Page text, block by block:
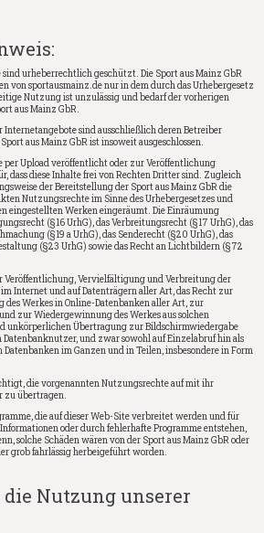
urheberrechtlich geschützt. Die Sport aus Mainz GbR
von sportausmainz.de nur in dem durch das Urhebergesetz
Nutzung ist unzulässig und bedarf der vorherigen
aus Mainz GbR.
sind ausschließlich deren Betreiber
aus Mainz GbR ist insoweit ausgeschlossen.
per Upload veröffentlicht oder zur Veröffentlichung
dass diese Inhalte frei von Rechten Dritter sind. Zugleich
der Bereitstellung der Sport aus Mainz GbR die
Nutzungsrechte im Sinne des Urhebergesetzes und
eingestellten Werken eingeräumt. Die Einräumung
(§16 UrhG), das Verbreitungsrecht (§17 UrhG), das
(§19 a UrhG), das Senderecht (§20 UrhG), das
(§23 UrhG) sowie das Recht an Lichtbildern (§72
Veröffentlichung, Vervielfältigung und Verbreitung der
Internet und auf Datenträgern aller Art, das Recht zur
Werkes in Online-Datenbanken aller Art, zur
zur Wiedergewinnung des Werkes aus solchen
unkörperlichen Übertragung zur Bildschirmwiedergabe
und zwar sowohl auf Einzelabruf hin als
im Ganzen und in Teilen, insbesondere in Form
die vorgenannten Nutzungsrechte auf mit ihr
zu übertragen.
die auf dieser Web-Site verbreitet werden und für
oder durch fehlerhafte Programme entstehen,
solche Schäden wären von der Sport aus Mainz GbR oder
grob fahrlässig herbeigeführt worden.
Nutzung unserer